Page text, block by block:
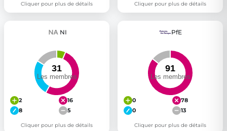
Cliquer pour plus de détails Cliquer pour plus de détails
NI
2
16
8
5
Cliquer pour plus de détails
PfE
0
78
0
13
Cliquer pour plus de détails